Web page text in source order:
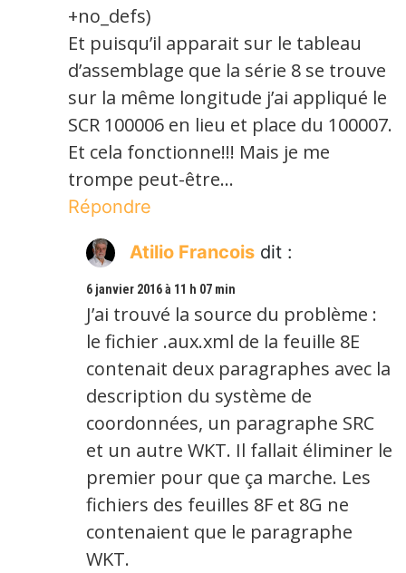
+no_defs)
Et puisqu’il apparait sur le tableau
d’assemblage que la série 8 se trouve
sur la même longitude j’ai appliqué le
SCR 100006 en lieu et place du 100007.
Et cela fonctionne!!! Mais je me
trompe peut-être…
Répondre
Atilio Francois dit :
6 janvier 2016 à 11 h 07 min
J’ai trouvé la source du problème :
le fichier .aux.xml de la feuille 8E
contenait deux paragraphes avec la
description du système de
coordonnées, un paragraphe SRC
et un autre WKT. Il fallait éliminer le
premier pour que ça marche. Les
fichiers des feuilles 8F et 8G ne
contenaient que le paragraphe
WKT.